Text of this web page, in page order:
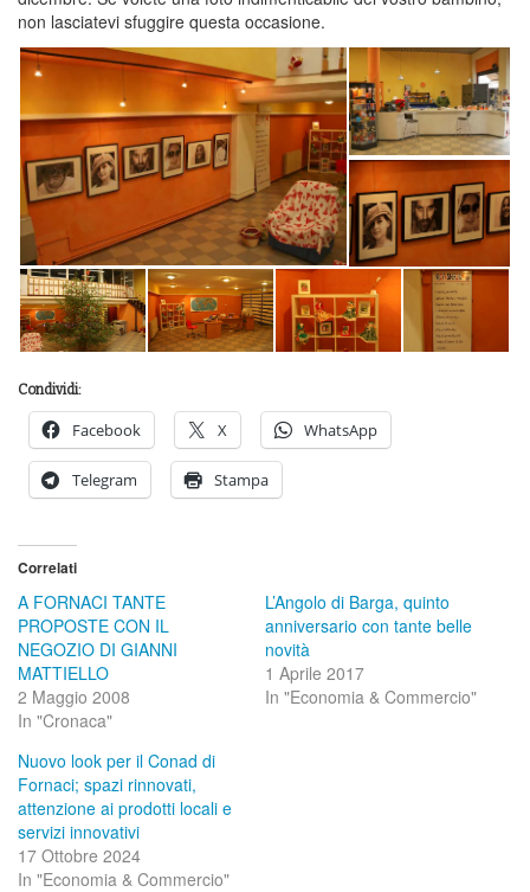
non lasciatevi sfuggire questa occasione.
Condividi:
Facebook X WhatsApp
Telegram Stampa
Correlati
A FORNACI TANTE
PROPOSTE CON IL
NEGOZIO DI GIANNI
MATTIELLO
2 Maggio 2008
In "Cronaca"
L’Angolo di Barga, quinto
anniversario con tante belle
novità
1 Aprile 2017
In "Economia & Commercio"
Nuovo look per il Conad di
Fornaci; spazi rinnovati,
attenzione ai prodotti locali e
servizi innovativi
17 Ottobre 2024
In "Economia & Commercio"